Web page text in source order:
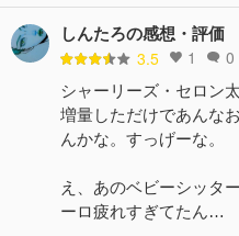
しんたろの感想・評価
3.5 1 0
シャーリーズ・セロン
増量しただけであんな
んかな。すっげーな。
え、あのベビーシッタ
ーロ疲れすぎてたん…